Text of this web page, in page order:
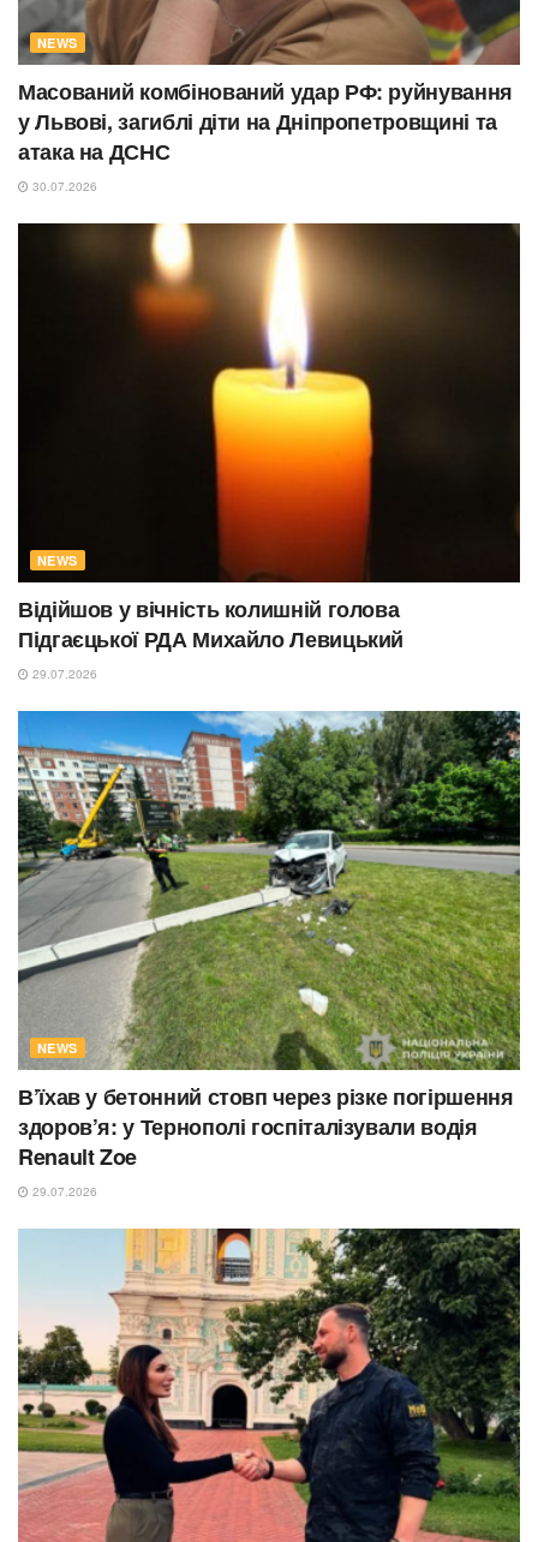
NEWS
Масований комбінований удар РФ: руйнування
у Львові, загиблі діти на Дніпропетровщині та
атака на ДСНС
30.07.2026
NEWS
Відійшов у вічність колишній голова
Підгаєцької РДА Михайло Левицький
29.07.2026
NEWS
В’їхав у бетонний стовп через різке погіршення
здоров’я: у Тернополі госпіталізували водія
Renault Zoe
29.07.2026